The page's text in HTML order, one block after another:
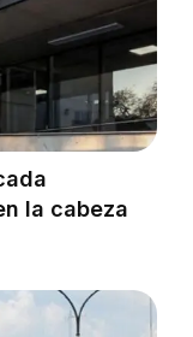
la cabeza